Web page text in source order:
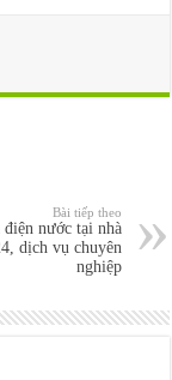
Bài tiếp theo
điện nước tại nhà
dịch vụ chuyên
nghiệp